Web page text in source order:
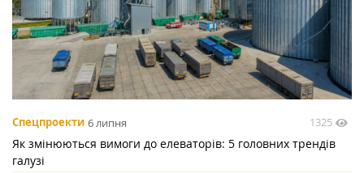
Спецпроекти 6 липня 1325
Як змінюються вимоги до елеваторів: 5 головних трендів
галузі